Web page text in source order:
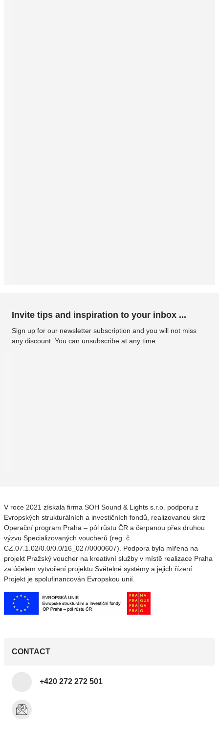
Invite tips and inspiration to your inbox ...
Sign up for our newsletter subscription and you will not miss
any discount. You can unsubscribe at any time.
V roce 2021 získala firma SOH Sound & Lights s.r.o. podporu z
Evropských strukturálních a investičních fondů, realizovanou skrz
Operační program Praha – pól růstu ČR a čerpanou přes druhou
výzvu Specializovaných voucherů (reg. č.
CZ.07.1.02/0.0/0.0/16_027/0000607). Podpora byla mířena na
projekt Pražský voucher na kreativní služby v místě realizace Praha
za účelem vytvoření projektu Světelné systémy a jejich řízení.
Projekt je spolufinancován Evropskou unií.
CONTACT
+420 272 272 501